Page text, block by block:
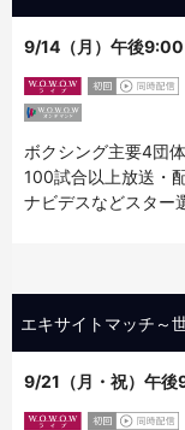
9/14（月）午後9:00
ボクシング主要4団
100試合以上放送・
ナビデスなどスター
エキサイトマッチ～
9/21（月・祝）午